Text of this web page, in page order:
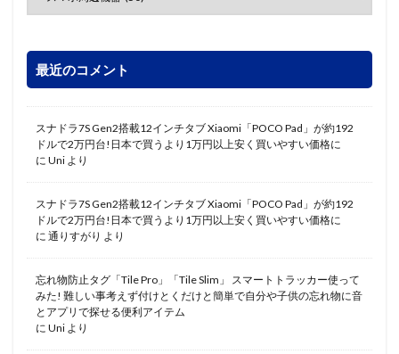
最近のコメント
スナドラ7S Gen2搭載12インチタブ Xiaomi「POCO Pad」が約192
ドルで2万円台!日本で買うより1万円以上安く買いやすい価格に
に Uni より
スナドラ7S Gen2搭載12インチタブ Xiaomi「POCO Pad」が約192
ドルで2万円台!日本で買うより1万円以上安く買いやすい価格に
に 通りすがり より
忘れ物防止タグ「Tile Pro」「Tile Slim」 スマートトラッカー使って
みた! 難しい事考えず付けとくだけと簡単で自分や子供の忘れ物に音
とアプリで探せる便利アイテム
に Uni より